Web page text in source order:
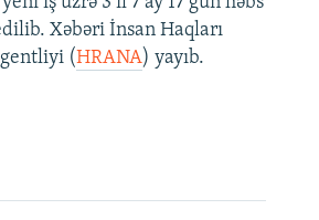
Xəbəri İnsan Haqları
(HRANA) yayıb.